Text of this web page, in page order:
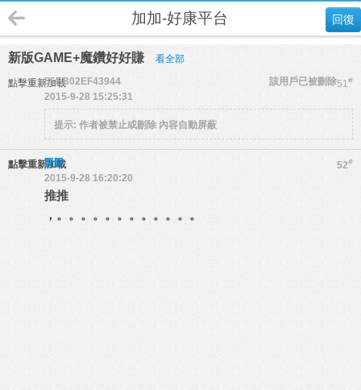
回復
加加-好康平台
新版GAME+魔鑽好好賺 看全部
點擊重新加載 51#
55EB02EF43944
該用戶已被刪除
2015-9-28 15:25:31
提示: 作者被禁止或刪除 內容自動屏蔽
點擊重新加載 52#
賢賢
2015-9-28 16:20:20
推推
，。。。。。。。。。。。。